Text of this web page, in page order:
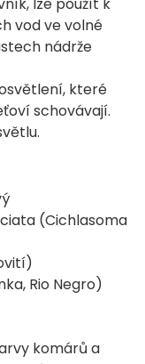
lze použít k
vod ve volné
nádrže
které
schovávají.
(Cichlasoma
Rio Negro)
komárů a